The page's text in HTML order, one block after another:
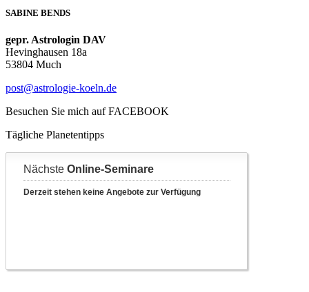
SABINE BENDS
gepr. Astrologin DAV
Hevinghausen 18a
53804 Much
post@astrologie-koeln.de
Besuchen Sie mich auf FACEBOOK
Tägliche Planetentipps